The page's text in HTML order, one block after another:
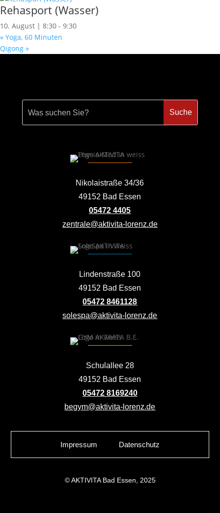
Rehasport (Wasser)
10. August | 8:30 - 9:30
« Yoga, 60 Minuten
Qigong »
Nikolaistraße 34/36
49152 Bad Essen
05472 4405
zentrale@aktivita-lorenz.de
Lindenstraße 100
49152 Bad Essen
05472 8461128
solespa@aktivita-lorenz.de
Schulallee 28
49152 Bad Essen
05472 8169240
begym@aktivita-lorenz.de
Impressum Datenschutz
© AKTIVITA Bad Essen, 2025